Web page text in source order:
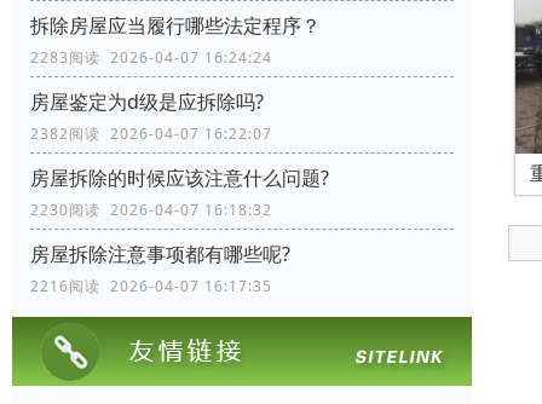
拆除房屋应当履行哪些法定程序？
2283阅读 2026-04-07 16:24:24
房屋鉴定为d级是应拆除吗?
2382阅读 2026-04-07 16:22:07
房屋拆除的时候应该注意什么问题?
2230阅读 2026-04-07 16:18:32
房屋拆除注意事项都有哪些呢?
2216阅读 2026-04-07 16:17:35